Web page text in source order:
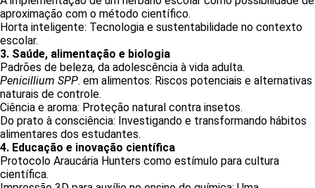
aproximação com o método científico.
Horta inteligente: Tecnologia e sustentabilidade no contexto
escolar.
3. Saúde, alimentação e biologia
Padrões de beleza, da adolescência à vida adulta.
Penicillium SPP. em alimentos: Riscos potenciais e alternativas
naturais de controle.
Ciência e aroma: Proteção natural contra insetos.
Do prato à consciência: Investigando e transformando hábitos
alimentares dos estudantes.
4. Educação e inovação científica
Protocolo Araucária Hunters como estímulo para cultura
científica.